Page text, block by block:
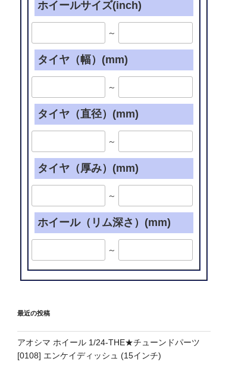
ホイールサイズ(inch)
～
タイヤ（幅）(mm)
～
タイヤ（直径）(mm)
～
タイヤ（厚み）(mm)
～
ホイール（リム深さ）(mm)
～
最近の投稿
アオシマ ホイール 1/24-THE★チューンドパーツ
[0108] エンケイディッシュ (15インチ)